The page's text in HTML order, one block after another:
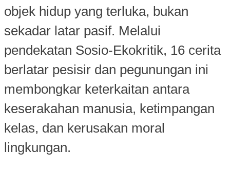
objek hidup yang terluka, bukan
sekadar latar pasif. Melalui
pendekatan Sosio-Ekokritik, 16 cerita
berlatar pesisir dan pegunungan ini
membongkar keterkaitan antara
keserakahan manusia, ketimpangan
kelas, dan kerusakan moral
lingkungan.